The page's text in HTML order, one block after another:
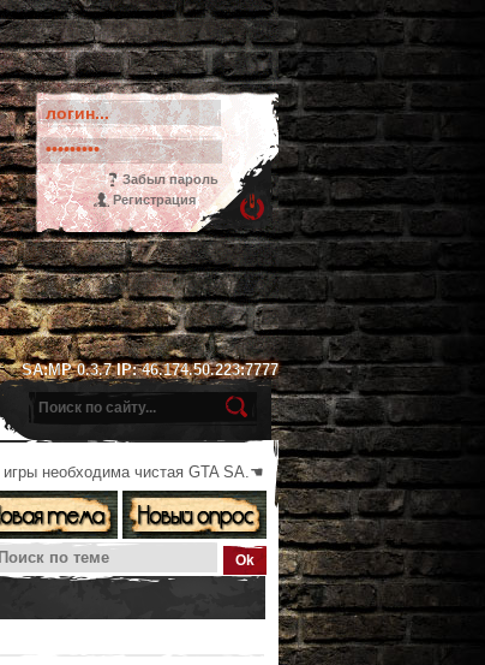
Забыл пароль
Регистрация
SA:MP 0.3.7 IP: 46.174.50.223:7777
необходима чистая GTA SA.☚